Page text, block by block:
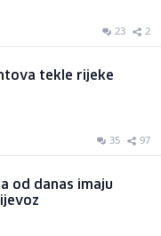
23 2
tekle rijeke
35 97
od danas imaju